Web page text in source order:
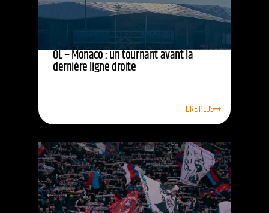
OL – Monaco : un tournant avant la
dernière ligne droite
LIRE PLUS